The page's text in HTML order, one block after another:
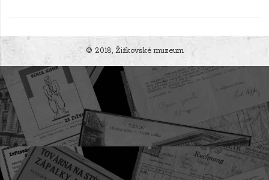
© 2018, Žižkovské muzeum